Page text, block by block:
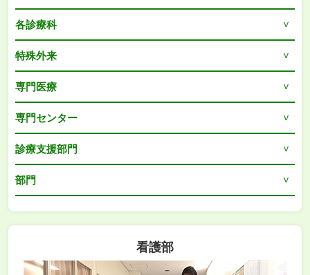
各診療科
特殊外来
専門医療
専門センター
診療支援部門
部門
看護部